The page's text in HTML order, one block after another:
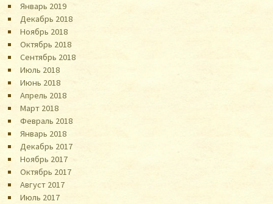
Январь 2019
Декабрь 2018
Ноябрь 2018
Октябрь 2018
Сентябрь 2018
Июль 2018
Июнь 2018
Апрель 2018
Март 2018
Февраль 2018
Январь 2018
Декабрь 2017
Ноябрь 2017
Октябрь 2017
Август 2017
Июль 2017